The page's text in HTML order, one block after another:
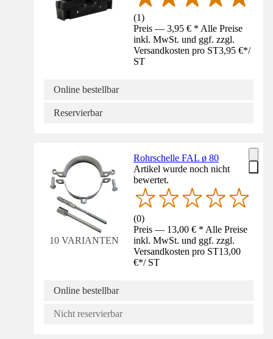
(1)
Preis — 3,95 € * Alle Preise
inkl. MwSt. und ggf. zzgl.
Versandkosten pro ST3,95 €*/
ST
Online bestellbar
Reservierbar
10 VARIANTEN
Rohrschelle FAL ø 80
Artikel wurde noch nicht
bewertet.
(0)
Preis — 13,00 € * Alle Preise
inkl. MwSt. und ggf. zzgl.
Versandkosten pro ST13,00
€*/ ST
Online bestellbar
Nicht reservierbar